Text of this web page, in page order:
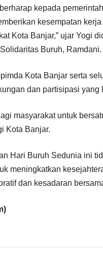
kepada
kesempatan
Kota Banjar,” ujar Yogi
Buruh, Ramdani.
Kota Banjar serta
dan partisipasi
masyarakat untuk
Kota Banjar.
Hari Buruh Sedunia ini
meningkatkan
dan kesadaran